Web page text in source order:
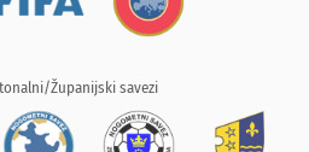
Županijski savezi